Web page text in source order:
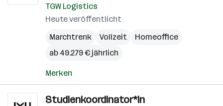
TGW Logistics
Heute veröffentlicht
Marchtrenk
Vollzeit
Homeoffice
ab 49.279 € jährlich
Merken
Studienkoordinator*in